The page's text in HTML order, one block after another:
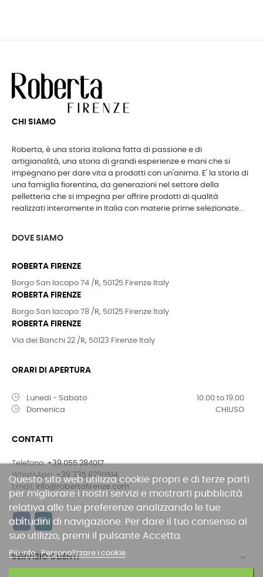
CHI SIAMO
Roberta, è una storia italiana fatta di passione e di
artigianalità, una storia di grandi esperienze e mani che si
impegnano per dare vita a prodotti con un'anima. E' la storia di
una famiglia fiorentina, da generazioni nel settore della
pelletteria che si impegna per offrire prodotti di qualità
realizzati interamente in Italia con materie prime selezionate...
DOVE SIAMO
ROBERTA FIRENZE
Borgo San Iacopo 74 /R, 50125 Firenze Italy
ROBERTA FIRENZE
Borgo San Iacopo 78 /R, 50125 Firenze Italy
ROBERTA FIRENZE
Via dei Banchi 22 /R, 50123 Firenze Italy
ORARI DI APERTURA
Lunedi - Sabato
10.00 to 19.00
Domenica
CHIUSO
CONTATTI
Telefono:+39 055 284017
WhatsApp: +39 335 6290514
Email: info@robertafirenze.com
SERVIZIO CLIENTI 
Questo sito web utilizza cookie propri e di terze parti
per migliorare i nostri servizi e mostrarti pubblicità
relativa alle tue preferenze analizzando le tue
abitudini di navigazione. Per dare il tuo consenso al
suo utilizzo, premi il pulsante Accetta.
Piú info Personalizzare i cookie